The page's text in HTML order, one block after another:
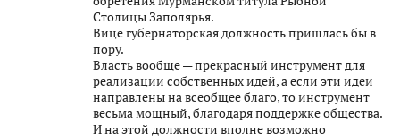
Столицы Заполярья.
Вице губернаторская должность пришлась бы в
пору.
Власть вообще — прекрасный инструмент для
реализации собственных идей, а если эти идеи
направлены на всеобщее благо, то инструмент
весьма мощный, благодаря поддержке общества.
И на этой должности вполне возможно